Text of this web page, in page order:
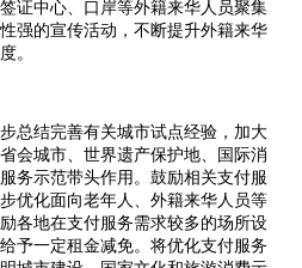
证中心、口岸等外籍来华人员聚集
强的宣传活动，不断提升外籍来华
。
总结完善有关城市试点经验，加大
会城市、世界遗产保护地、国际消
务示范带头作用。鼓励相关支付服
优化面向老年人、外籍来华人员等
各地在支付服务需求较多的场所设
予一定租金减免。将优化支付服务